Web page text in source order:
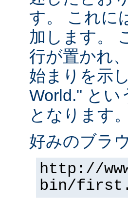
す。 これに
加します。
行が置かれ
始まりを示
World." とい
となります。
好みのブラ
http://
bin/